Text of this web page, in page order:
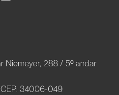
Niemeyer, 288 / 5º andar
34006-049